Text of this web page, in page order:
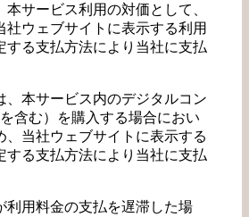
サービス利用の対価として、
社ウェブサイトに表示する利用
する支払方法により当社に支払
、本サービス内のデジタルコン
含む）を購入する場合におい
、当社ウェブサイトに表示する
する支払方法により当社に支払
利用料金の支払を遅滞した場